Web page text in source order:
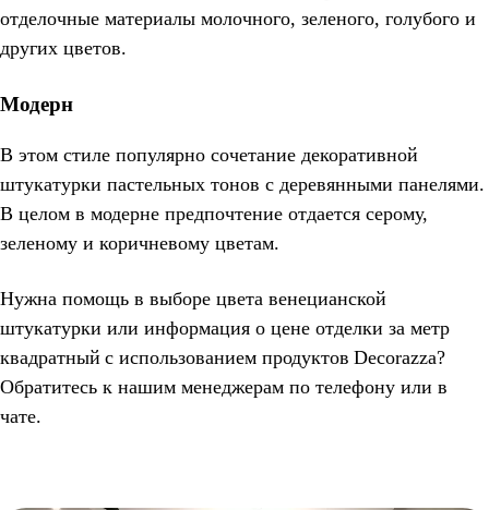
отделочные материалы молочного, зеленого, голубого и
других цветов.
Модерн
В этом стиле популярно сочетание декоративной
штукатурки пастельных тонов с деревянными панелями.
В целом в модерне предпочтение отдается серому,
зеленому и коричневому цветам.
Нужна помощь в выборе цвета венецианской
штукатурки или информация о цене отделки за метр
квадратный с использованием продуктов Decorazza?
Обратитесь к нашим менеджерам по телефону или в
чате.